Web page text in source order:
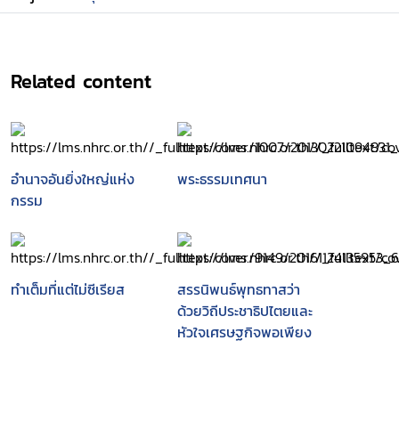
Related content
อำนาจอันยิ่งใหญ่แห่ง
กรรม
พระธรรมเทศนา
ทำเต็มที่แต่ไม่ซีเรียส
สรรนิพนธ์พุทธทาสว่า
ด้วยวิถีประชาธิปไตยและ
หัวใจเศรษฐกิจพอเพียง